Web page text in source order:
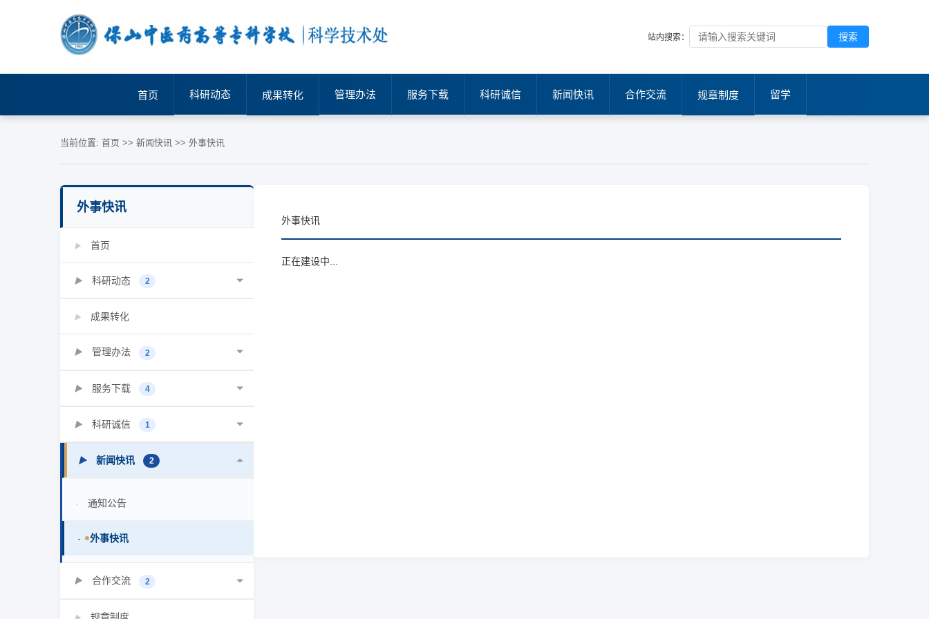
站内搜索： 搜索
首页 科研动态 成果转化 管理办法 服务下载 科研诚信 新闻快讯 合作交流 规章制度 留学
当前位置: 首页 >> 新闻快讯 >> 外事快讯
外事快讯
▶ 首页
▶ 科研动态 2
▶ 成果转化
▶ 管理办法 2
▶ 服务下载 4
▶ 科研诚信 1
▶ 新闻快讯 2
• 通知公告
• 外事快讯
▶ 合作交流 2
规章制度
外事快讯
正在建设中...